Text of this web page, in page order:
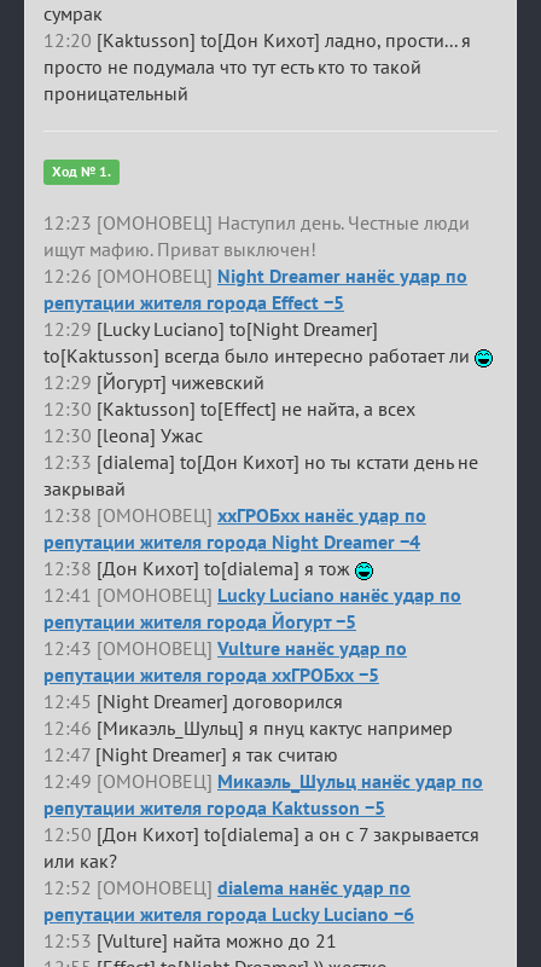
сумрак
12:20 [Kaktusson] to[Дон Кихот] ладно, прости... я
просто не подумала что тут есть кто то такой
проницательный
Ход № 1.
12:23 [ОМОНОВЕЦ] Наступил день. Честные люди
ищут мафию. Приват выключен!
12:26 [ОМОНОВЕЦ] Night Dreamer нанёс удар по
репутации жителя города Effect −5
12:29 [Lucky Luciano] to[Night Dreamer]
to[Kaktusson] всегда было интересно работает ли
12:29 [Йогурт] чижевский
12:30 [Kaktusson] to[Effect] не найта, а всех
12:30 [leona] Ужас
12:33 [dialema] to[Дон Кихот] но ты кстати день не
закрывай
12:38 [ОМОНОВЕЦ] ххГРОБхх нанёс удар по
репутации жителя города Night Dreamer −4
12:38 [Дон Кихот] to[dialema] я тож
12:41 [ОМОНОВЕЦ] Lucky Luciano нанёс удар по
репутации жителя города Йогурт −5
12:43 [ОМОНОВЕЦ] Vulture нанёс удар по
репутации жителя города ххГРОБхх −5
12:45 [Night Dreamer] договорился
12:46 [Микаэль_Шульц] я пнуц кактус например
12:47 [Night Dreamer] я так считаю
12:49 [ОМОНОВЕЦ] Микаэль_Шульц нанёс удар по
репутации жителя города Kaktusson −5
12:50 [Дон Кихот] to[dialema] а он с 7 закрывается
или как?
12:52 [ОМОНОВЕЦ] dialema нанёс удар по
репутации жителя города Lucky Luciano −6
12:53 [Vulture] найта можно до 21